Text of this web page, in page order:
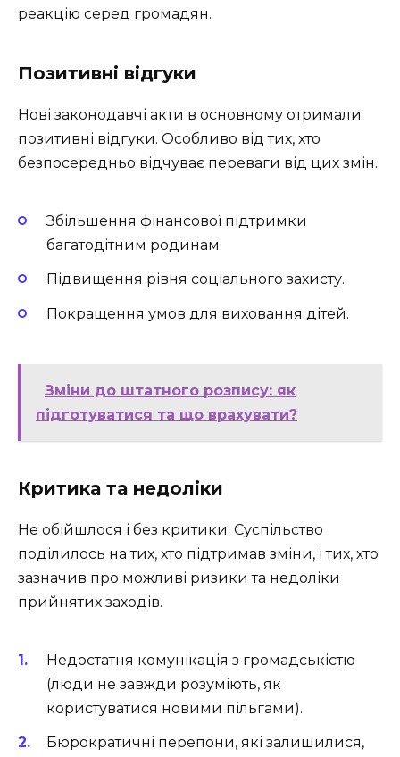
реакцію серед громадян.
Позитивні відгуки
Нові законодавчі акти в основному отримали
позитивні відгуки. Особливо від тих, хто
безпосередньо відчуває переваги від цих змін.
Збільшення фінансової підтримки
багатодітним родинам.
Підвищення рівня соціального захисту.
Покращення умов для виховання дітей.
Зміни до штатного розпису: як
підготуватися та що врахувати?
Критика та недоліки
Не обійшлося і без критики. Суспільство
поділилось на тих, хто підтримав зміни, і тих, хто
зазначив про можливі ризики та недоліки
прийнятих заходів.
Недостатня комунікація з громадськістю
(люди не завжди розуміють, як
користуватися новими пільгами).
Бюрократичні перепони, які залишилися,